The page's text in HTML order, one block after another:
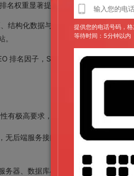
名权重显著提升。
结构化数据与语义化标签，配合品牌
排名因子，SSG 带来的性能提升会
有极高要求，SSG 方案在此方面优势突
无后端服务接口与数据库暴露，从根
务器、数据库与运行环境，仅需管理
提供您的电话号码，格
等待时间：5分钟以内